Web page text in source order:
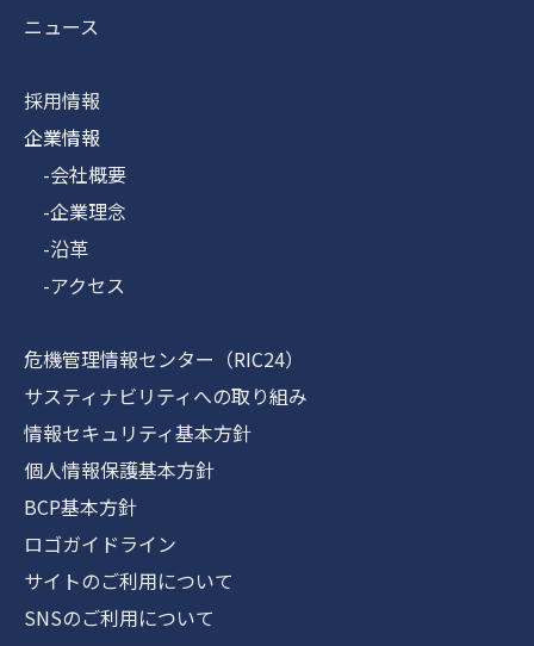
ニュース
採用情報
企業情報
-会社概要
-企業理念
-沿革
-アクセス
危機管理情報センター（RIC24）
サスティナビリティへの取り組み
情報セキュリティ基本方針
個人情報保護基本方針
BCP基本方針
ロゴガイドライン
サイトのご利用について
SNSのご利用について